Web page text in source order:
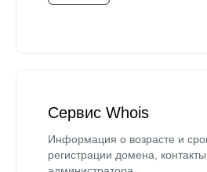
Сервис Whois
Информация о возрасте и
регистрации домена, контакты